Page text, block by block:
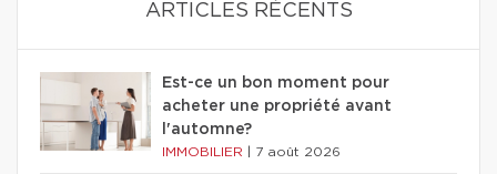
ARTICLES RÉCENTS
Est-ce un bon moment pour
acheter une propriété avant
l'automne?
IMMOBILIER 7 août 2026